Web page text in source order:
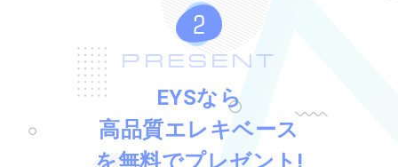
PRESENT
EYSなら
高品質エレキベース
を無料でプレゼント!